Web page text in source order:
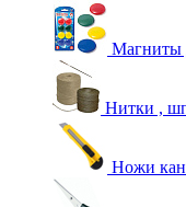
Магниты
Нитки ,
Ножи